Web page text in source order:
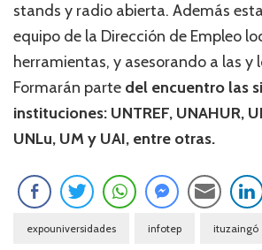
stands y radio abierta. Además
equipo de la Dirección de Empleo
herramientas, y asesorando a las y
Formarán parte del encuentro las
instituciones: UNTREF, UNAHUR,
UNLu, UM y UAI, entre otras.
expouniversidades infotep ituzaingó